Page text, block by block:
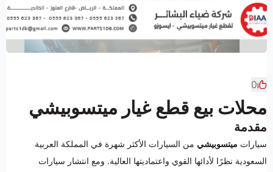
0
محلات بيع قطع غيار ميتسوبيشي
مقدمة
سيارات ميتسوبيشي من السيارات الأكثر شهرة في المملكة العربية
السعودية نظرًا لأدائها القوي واعتماديتها العالية. ومع انتشار سيارات